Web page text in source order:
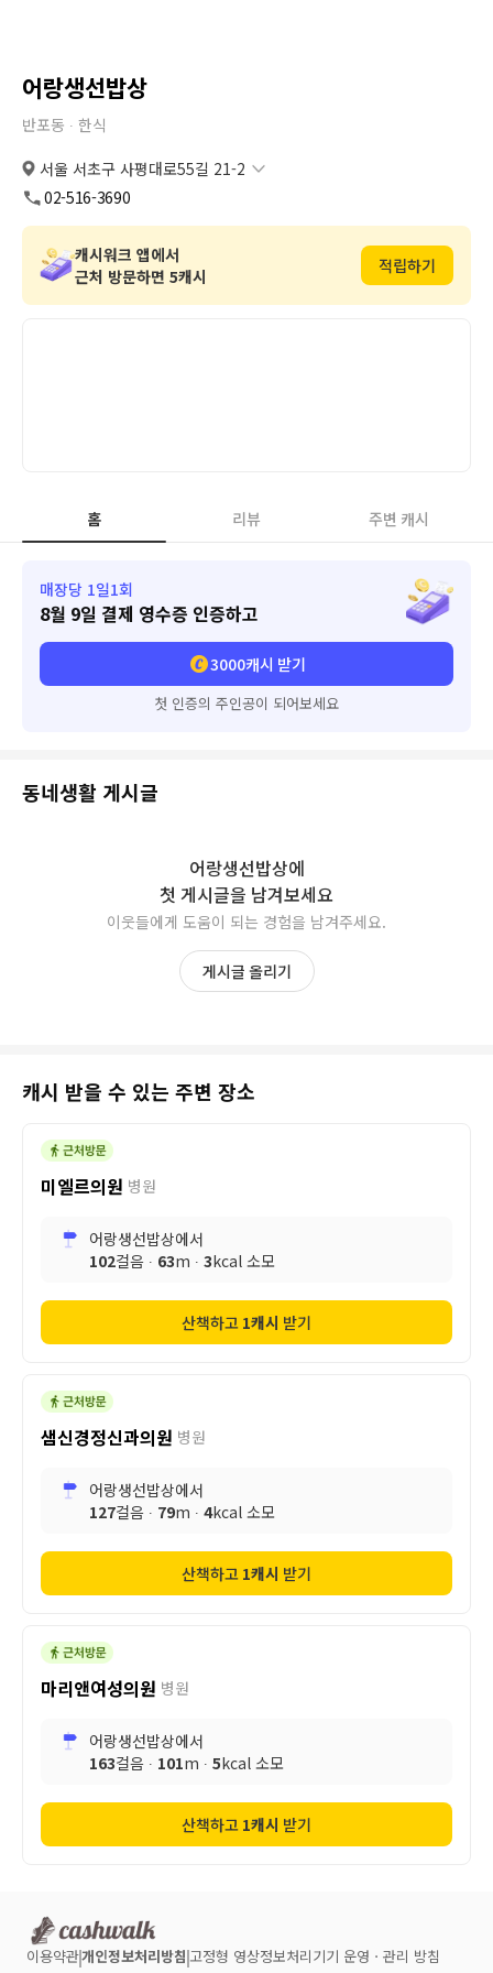
어랑생선밥상
반포동 ∙ 한식
서울 서초구 사평대로55길 21-2
도로명 서울 서초구 사평대로55길 21-2
02-516-3690
캐시워크 앱에서
근처 방문하면 5캐시
적립하기
홈 리뷰 주변 캐시
매장당 1일1회
8월 9일 결제 영수증 인증하고
3000캐시 받기
첫 인증의 주인공이 되어보세요
동네생활 게시글
어랑생선밥상에
첫 게시글을 남겨보세요
이웃들에게 도움이 되는 경험을 남겨주세요.
게시글 올리기
캐시 받을 수 있는 주변 장소
미엘르의원 병원
어랑생선밥상에서
102걸음 ∙ 63m ∙ 3kcal 소모
산책하고 1캐시 받기
샘신경정신과의원 병원
어랑생선밥상에서
127걸음 ∙ 79m ∙ 4kcal 소모
산책하고 1캐시 받기
마리앤여성의원 병원
어랑생선밥상에서
163걸음 ∙ 101m ∙ 5kcal 소모
산책하고 1캐시 받기
이용약관개인정보처리방침 고정형 영상정보처리기기 운영ㆍ관리 방침